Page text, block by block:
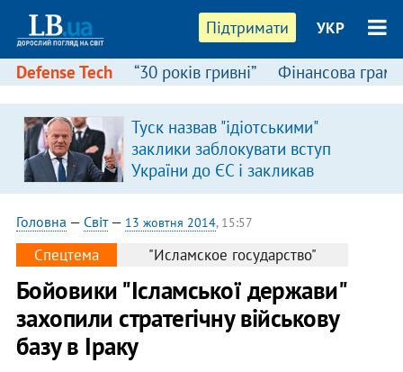
Підтримати УКР
Defense Tech “30 років гривні” Фінансова
Туск назвав "ідіотськими"
заклики заблокувати вступ
України до ЄС і закликав
припинити антиукраїнську
риторику
Головна — Світ— 13 жовтня 2014, 15:57
Спецтема "Исламское государство"
Бойовики "Ісламської держави"
захопили стратегічну військову
базу в Іраку